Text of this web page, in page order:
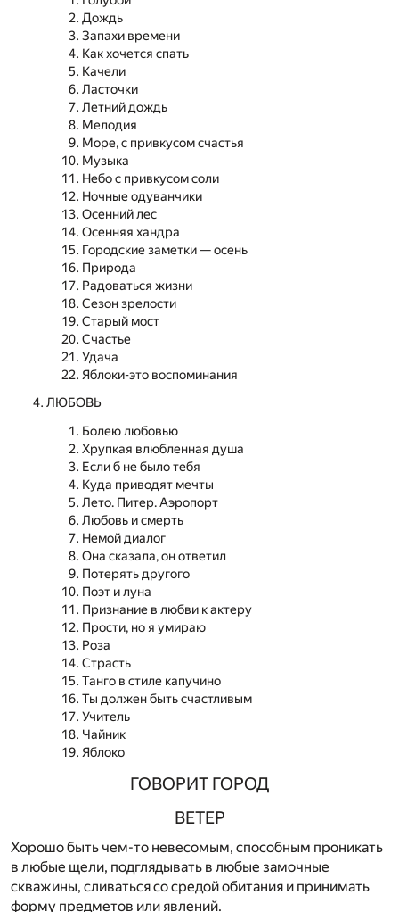
Дождь
Запахи времени
Как хочется спать
Качели
Ласточки
Летний дождь
Мелодия
Море, с привкусом счастья
Музыка
Небо с привкусом соли
Ночные одуванчики
Осенний лес
Осенняя хандра
Городские заметки — осень
Природа
Радоваться жизни
Сезон зрелости
Старый мост
Счастье
Удача
Яблоки-это воспоминания
ЛЮБОВЬ
Болею любовью
Хрупкая влюбленная душа
Если б не было тебя
Куда приводят мечты
Лето. Питер. Аэропорт
Любовь и смерть
Немой диалог
Она сказала, он ответил
Потерять другого
Поэт и луна
Признание в любви к актеру
Прости, но я умираю
Роза
Страсть
Танго в стиле капучино
Ты должен быть счастливым
Учитель
Чайник
Яблоко
ГОВОРИТ ГОРОД
ВЕТЕР
Хорошо быть чем-то невесомым, способным проникать
в любые щели, подглядывать в любые замочные
скважины, сливаться со средой обитания и принимать
форму предметов или явлений.